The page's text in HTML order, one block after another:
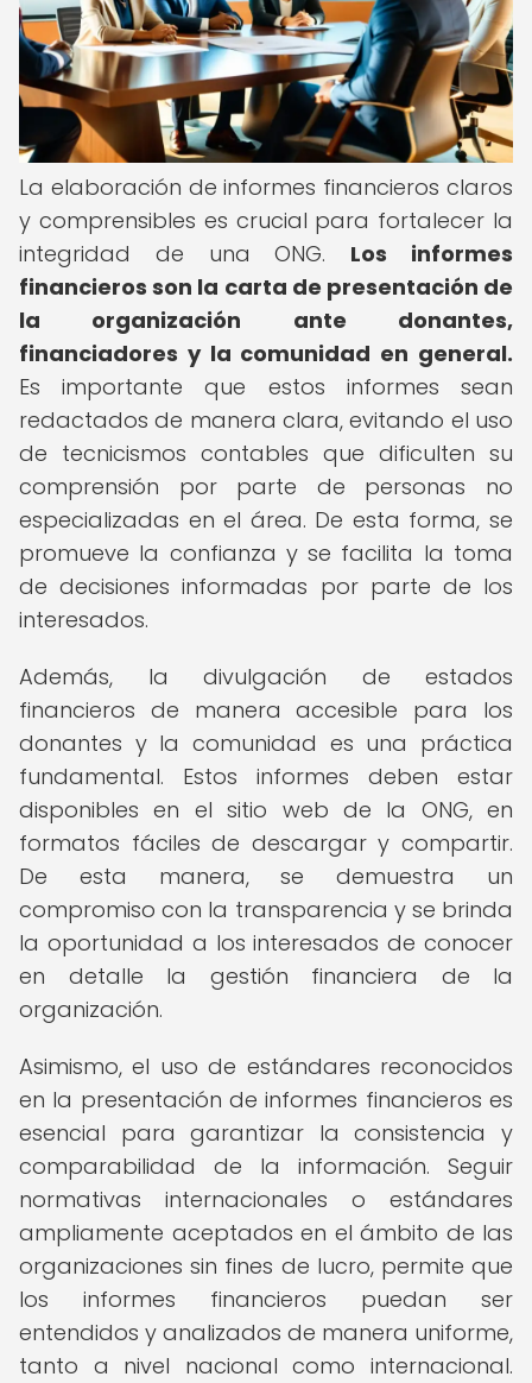
La elaboración de informes financieros claros
y comprensibles es crucial para fortalecer la
integridad de una ONG. Los informes
financieros son la carta de presentación de
la organización ante donantes,
financiadores y la comunidad en general.
Es importante que estos informes sean
redactados de manera clara, evitando el uso
de tecnicismos contables que dificulten su
comprensión por parte de personas no
especializadas en el área. De esta forma, se
promueve la confianza y se facilita la toma
de decisiones informadas por parte de los
interesados.
Además, la divulgación de estados
financieros de manera accesible para los
donantes y la comunidad es una práctica
fundamental. Estos informes deben estar
disponibles en el sitio web de la ONG, en
formatos fáciles de descargar y compartir.
De esta manera, se demuestra un
compromiso con la transparencia y se brinda
la oportunidad a los interesados de conocer
en detalle la gestión financiera de la
organización.
Asimismo, el uso de estándares reconocidos
en la presentación de informes financieros es
esencial para garantizar la consistencia y
comparabilidad de la información. Seguir
normativas internacionales o estándares
ampliamente aceptados en el ámbito de las
organizaciones sin fines de lucro, permite que
los informes financieros puedan ser
entendidos y analizados de manera uniforme,
tanto a nivel nacional como internacional.